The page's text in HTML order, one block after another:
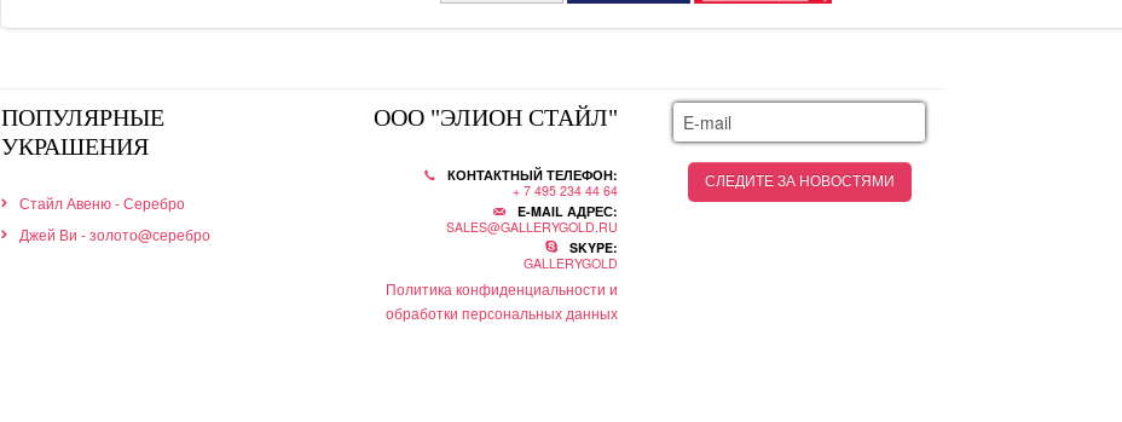
ПОПУЛЯРНЫЕ
УКРАШЕНИЯ
Стайл Авеню - Серебро
Джей Ви - золото@серебро
ООО "ЭЛИОН СТАЙЛ"
КОНТАКТНЫЙ ТЕЛЕФОН:
+ 7 495 234 44 64
E-MAIL АДРЕС:
SALES@GALLERYGOLD.RU
SKYPE:
GALLERYGOLD
Политика конфиденциальности и
обработки персональных данных